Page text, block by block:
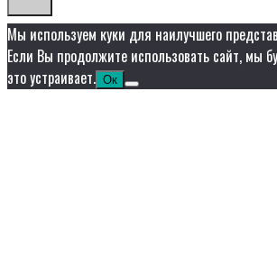
Мы используем куки для наилучшего
Если Вы продолжите использовать сайт, мы
это устраивает. Ок